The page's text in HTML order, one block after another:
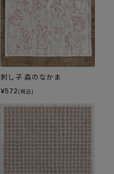
刺し子 森のなかま
¥572 (税込)